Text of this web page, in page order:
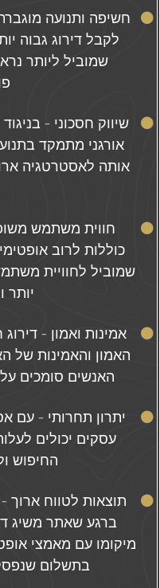
חשיפה ותנועה
לקבל דירוג גבוה
שמוביל ליותר
שיווק חסכוני -
אורגני מתמקד
אותה לאסטרטגיה
חווית משתמש
כוללות לרוב
שמוביל לחוויית
יותר
אמינות ואמון -
האמון והאמינות של
האנשים סומכים
יתרון תחרותי - עם
עסקים יכולים
החיפוש
ברגע שאתר משיג
מיקומו עם מאמצי
בתשלום